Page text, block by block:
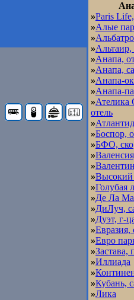
»Paris
»Алые
»
»Альтаир,
»Анапа,
»Анапа,
»Анапа-
»Анапа-
»Ателика
отель
»
»Боспор,
»БФО, ско
»
»
»Высокий
»Голубая
»Де Ла
»ДиЛуч,
»Дуэт, г-
»Евразия,
»Евро
»Застава,
»Иллиада
»
»Кубань,
»Лика